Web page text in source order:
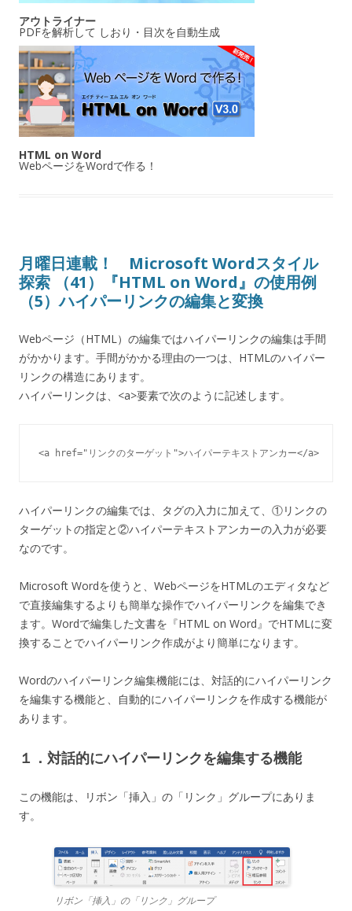
アウトライナー
PDFを解析して しおり・目次を自動生成
HTML on Word
WebページをWordで作る！
月曜日連載！ Microsoft Wordスタイル
探索 （41）『HTML on Word』の使用例
（5）ハイパーリンクの編集と変換
Webページ（HTML）の編集ではハイパーリンクの編集は手間
がかかります。手間がかかる理由の一つは、HTMLのハイパー
リンクの構造にあります。
ハイパーリンクは、<a>要素で次のように記述します。
<a href="リンクのターゲット">ハイパーテキストアンカー</a>
ハイパーリンクの編集では、タグの入力に加えて、①リンクの
ターゲットの指定と②ハイパーテキストアンカーの入力が必要
なのです。
Microsoft Wordを使うと、WebページをHTMLのエディタなど
で直接編集するよりも簡単な操作でハイパーリンクを編集でき
ます。Wordで編集した文書を『HTML on Word』でHTMLに変
換することでハイパーリンク作成がより簡単になります。
Wordのハイパーリンク編集機能には、対話的にハイパーリンク
を編集する機能と、自動的にハイパーリンクを作成する機能が
あります。
１．対話的にハイパーリンクを編集する機能
この機能は、リボン「挿入」の「リンク」グループにありま
す。
リボン「挿入」の「リンク」グループ